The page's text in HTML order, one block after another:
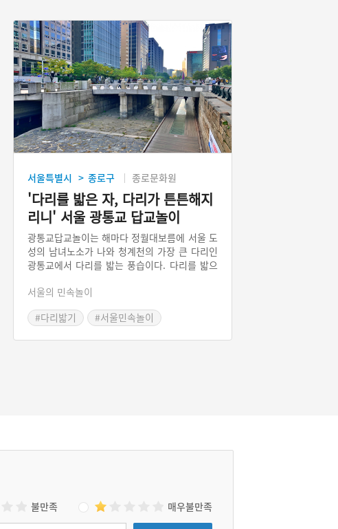
서울특별시 > 종로구 종로문화원
'다리를 밟은 자, 다리가 튼튼해지
리니' 서울 광통교 답교놀이
광통교답교놀이는 해마다 정월대보름에 서울 도
성의 남녀노소가 나와 청계천의 가장 큰 다리인
광통교에서 다리를 밟는 풍습이다. 다리를 밟으
리(橋)와 다리(脚)의 음이 같기 때문에 생긴 유
래이다. 이것은 조선 후기에는 장안의 각종 놀이
패와 농악패, 무동패, 소리패들이 운집하는 큰
서울의 민속놀이
#다리밟기
#서울민속놀이
불만족 매우불만족